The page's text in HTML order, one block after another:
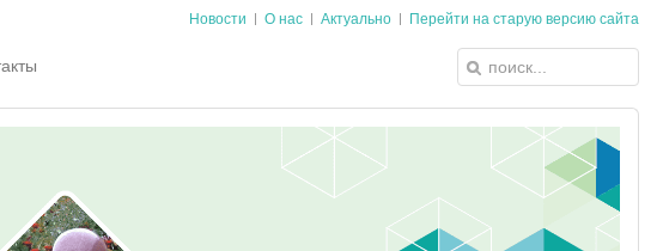
Новости О нас Актуально Перейти на старую версию сайта